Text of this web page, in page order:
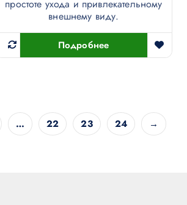
простоте ухода и привлекательному
внешнему виду.
Подробнее
… 22 23 24 →